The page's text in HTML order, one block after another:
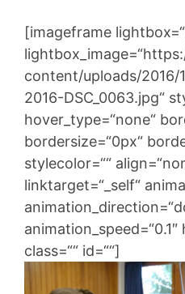
[imageframe
content/uploads/2016/
2016-DSC_0063.jpg“
hover_type=“none“
bordersize=“0px“
stylecolor=““
linktarget=“_self“
class=““ id=““]